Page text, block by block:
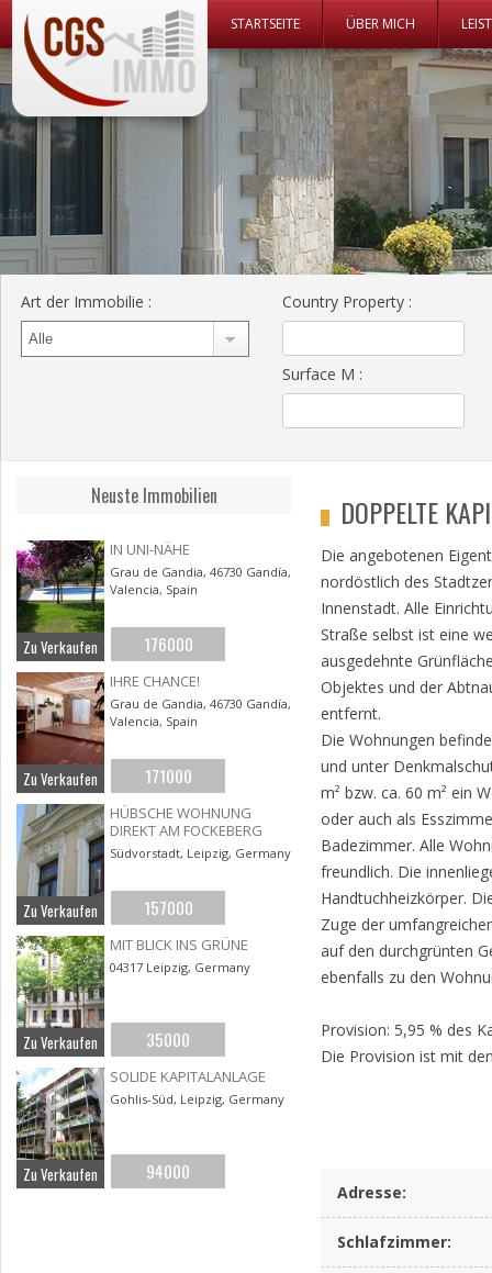
Zum Inhalt
STARTSEITE ÜBER MICH
CGS Immo
CGS Immo Web
Art der Immobilie : Country Property :
Surface M :
DOPPELTE
Die angebotenen
nordöstlich des
Innenstadt. Alle
Straße selbst ist eine
ausgedehnte
Objektes und der
entfernt.
Die Wohnungen
und unter
m² bzw. ca. 60 m² ein
oder auch als
Badezimmer. Alle
freundlich. Die
Handtuchheizkörper.
Zuge der
auf den durchgrünten
ebenfalls zu den
Provision: 5,95 % des
Die Provision ist mit
Adresse:
Schlafzimmer:
Neuste Immobilien
IN UNI-NÄHE
Grau de Gandia, 46730 Gandía,
Valencia, Spain
Zu Verkaufen 176000
IHRE CHANCE!
Grau de Gandia, 46730 Gandía,
Valencia, Spain
Zu Verkaufen 171000
HÜBSCHE WOHNUNG
DIREKT AM FOCKEBERG
Südvorstadt, Leipzig, Germany
Zu Verkaufen 157000
MIT BLICK INS GRÜNE
04317 Leipzig, Germany
Zu Verkaufen 35000
SOLIDE KAPITALANLAGE
Gohlis-Süd, Leipzig, Germany
Zu Verkaufen 94000